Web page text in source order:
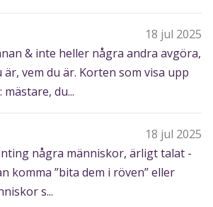
18 jul 2025
& inte heller några andra avgöra,
är, vem du är. Korten som visa upp
du...
18 jul 2025
några människor, ärligt talat -
komma ”bita dem i röven” eller
s...